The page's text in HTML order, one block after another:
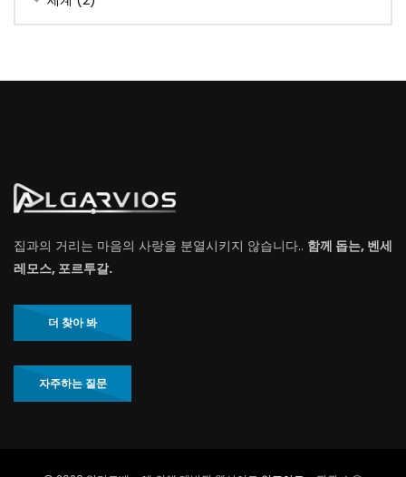
집과의 거리는 마음의 사랑을 분열시키지 않습니다.. 함께 돕는, 벤세
레모스, 포르투갈.
더 찾아 봐
자주하는 질문